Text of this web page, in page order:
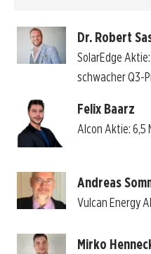
Dr. Robert
SolarEdge
schwacher Q3-
Felix Baarz
Alcon Aktie: 6,5
Andreas
Vulcan Energy
Mirko